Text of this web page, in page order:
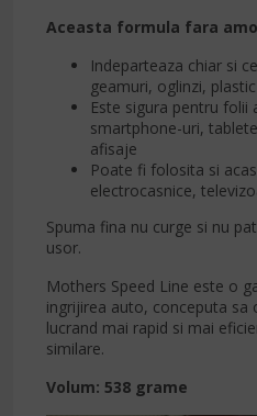
Aceasta formula fara
Indeparteaza chiar si
geamuri, oglinzi,
Este sigura pentru folii
smartphone-uri,
afisaje
Poate fi folosita si
electrocasnice,
Spuma fina nu curge si nu
usor.
Mothers Speed Line este o
ingrijirea auto, conceputa sa
lucrand mai rapid si mai
similare.
Volum: 538 grame